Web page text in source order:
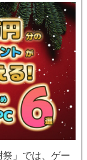
」では、ゲー